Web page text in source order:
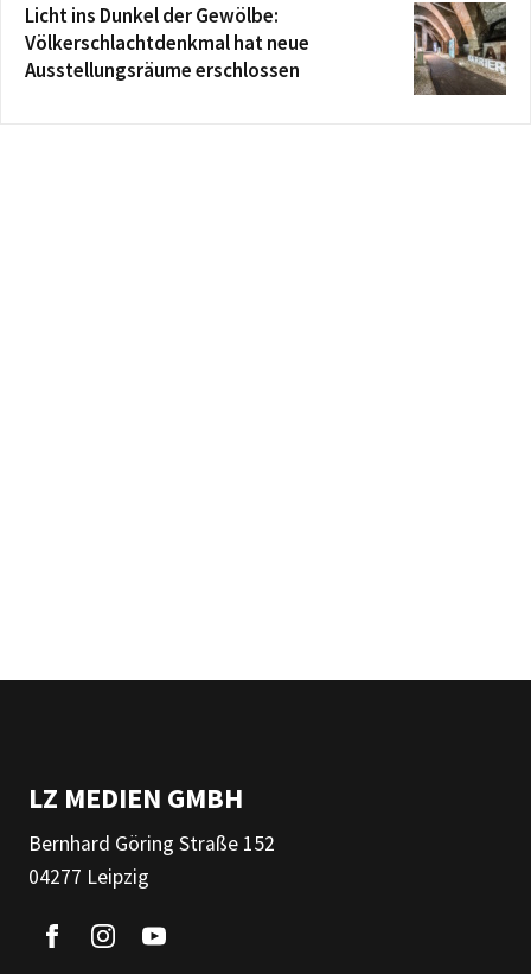
Licht ins Dunkel der Gewölbe:
Völkerschlachtdenkmal hat neue
Ausstellungsräume erschlossen
LZ MEDIEN GMBH
Bernhard Göring Straße 152
04277 Leipzig